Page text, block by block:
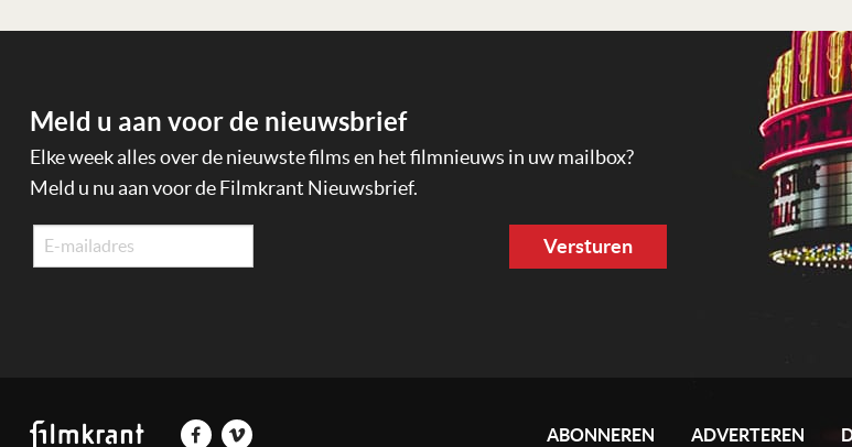
Meld u aan voor de nieuwsbrief
Elke week alles over de nieuwste films en het filmnieuws in uw mailbox?
Meld u nu aan voor de Filmkrant Nieuwsbrief.
ABONNEREN ADVERTEREN